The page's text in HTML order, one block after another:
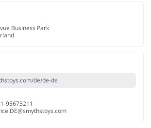
Business Park
de/de-de
95673211